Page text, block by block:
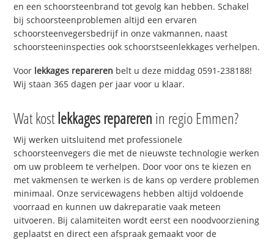
en een schoorsteenbrand tot gevolg kan hebben. Schakel
bij schoorsteenproblemen altijd een ervaren
schoorsteenvegersbedrijf in onze vakmannen, naast
schoorsteeninspecties ook schoorstseenlekkages verhelpen.
Voor lekkages repareren belt u deze middag 0591-238188!
Wij staan 365 dagen per jaar voor u klaar.
Wat kostlekkages repareren in regio Emmen?
Wij werken uitsluitend met professionele
schoorsteenvegers die met de nieuwste technologie werken
om uw probleem te verhelpen. Door voor ons te kiezen en
met vakmensen te werken is de kans op verdere problemen
minimaal. Onze servicewagens hebben altijd voldoende
voorraad en kunnen uw dakreparatie vaak meteen
uitvoeren. Bij calamiteiten wordt eerst een noodvoorziening
geplaatst en direct een afspraak gemaakt voor de